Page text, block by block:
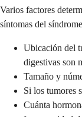
Varios factores
síntomas del
Ubicación del
digestivas son
Tamaño y
Si los tumores
Cuánta